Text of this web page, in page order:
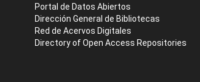
Portal de Datos Abiertos
Dirección General de Bibliotecas
Red de Acervos Digitales
Directory of Open Access Repositories